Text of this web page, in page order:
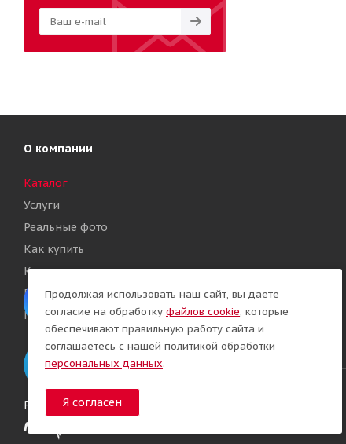
О компании
Каталог
Услуги
Реальные фото
Как купить
Контакты
Политика конфиденциальности
Политика обработки Cookies
Разработка сайта:
Продолжая использовать наш сайт, вы даете
согласие на обработку файлов cookie, которые
обеспечивают правильную работу сайта и
соглашаетесь с нашей политикой обработки
персональных данных.
Я согласен